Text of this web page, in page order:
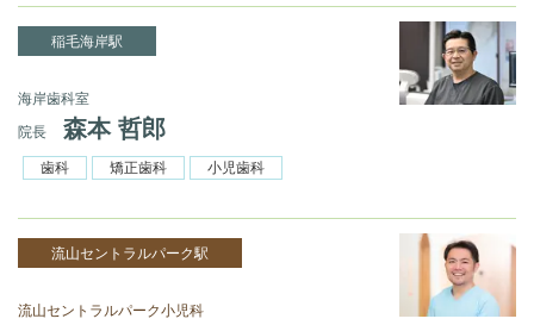
稲毛海岸駅
海岸歯科室
院長
森本 哲郎
歯科 矯正歯科 小児歯科
流山セントラルパーク駅
流山セントラルパーク小児科